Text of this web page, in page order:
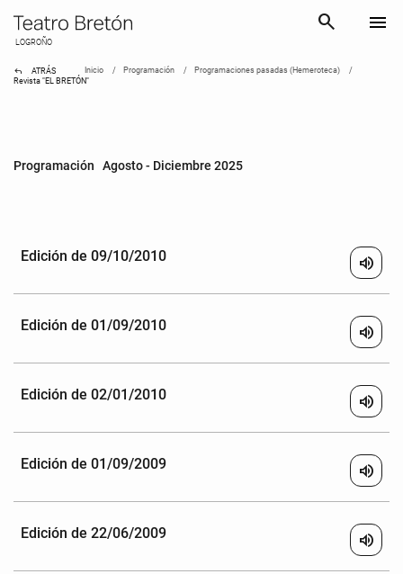
LOGROÑO
search menu
reply ATRÁS Inicio Programación
Programaciones pasadas (Hemeroteca)
Revista "EL BRETÓN"
Programación Agosto - Diciembre 2025
Edición de 09/10/2010 volume_up
Edición de 01/09/2010 volume_up
Edición de 02/01/2010 volume_up
Edición de 01/09/2009 volume_up
Edición de 22/06/2009 volume_up